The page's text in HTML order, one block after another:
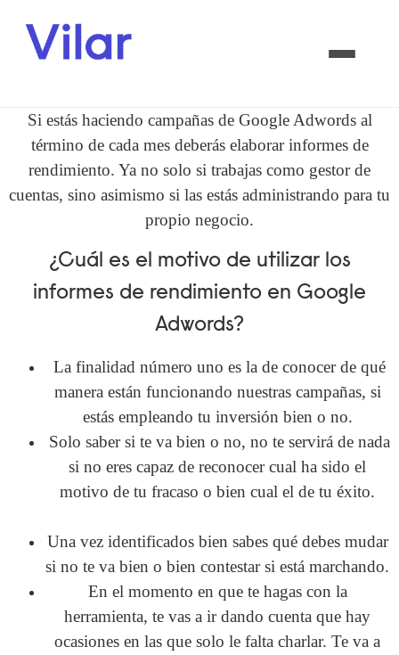
Si estás haciendo campañas de Google Adwords al
término de cada mes deberás elaborar informes de
rendimiento. Ya no solo si trabajas como gestor de
cuentas, sino asimismo si las estás administrando para tu
propio negocio.
¿Cuál es el motivo de utilizar los
informes de rendimiento en Google
Adwords?
La finalidad número uno es la de conocer de qué
manera están funcionando nuestras campañas, si
estás empleando tu inversión bien o no.
Solo saber si te va bien o no, no te servirá de nada
si no eres capaz de reconocer cual ha sido el
motivo de tu fracaso o bien cual el de tu éxito.
Una vez identificados bien sabes qué debes mudar
si no te va bien o bien contestar si está marchando.
En el momento en que te hagas con la
herramienta, te vas a ir dando cuenta que hay
ocasiones en las que solo le falta charlar. Te va a